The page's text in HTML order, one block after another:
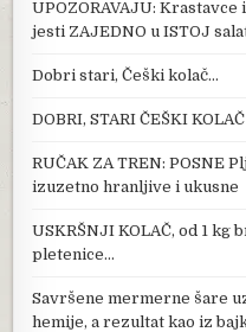
UPOZORAVAJU:
jesti ZAJEDNO u ISTOJ
Dobri stari, Češki kolač…
DOBRI, STARI ČEŠKI KOLAČ
RUČAK ZA TREN: POSNE
izuzetno hranljive i ukusne
USKRŠNJI KOLAČ, od 1 kg
pletenice…
Savršene mermerne šare
hemije, a rezultat kao iz